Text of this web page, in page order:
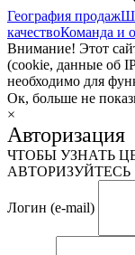
География продаж
качествоКоманда и
Внимание! Этот
(cookie, данные об
необходимо для
Ок, больше не
×
Авторизация
ЧТОБЫ УЗНАТЬ
АВТОРИЗУЙТЕСЬ
Логин (e-mail)